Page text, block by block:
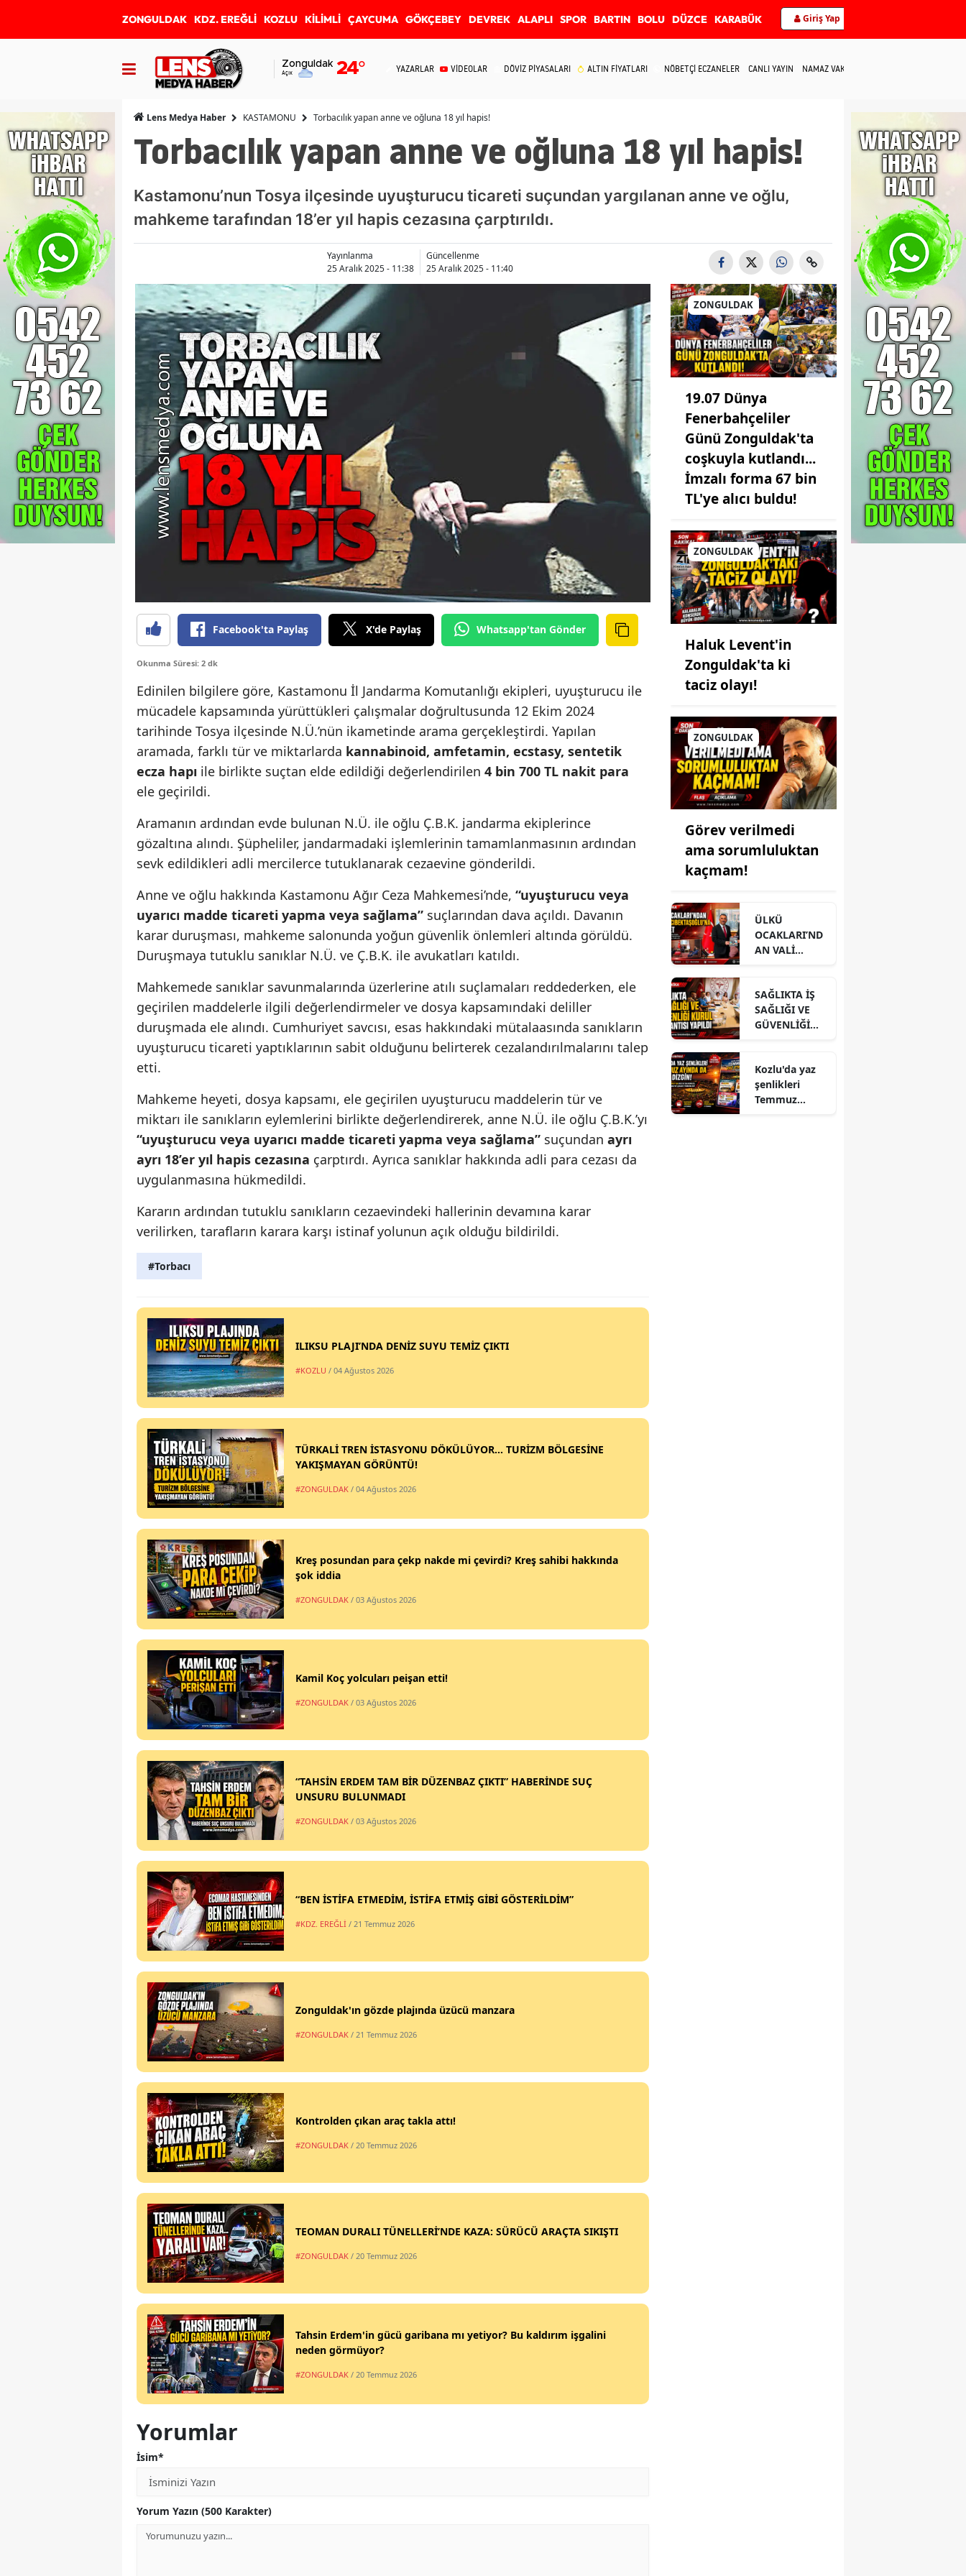
ZONGULDAK KDZ. EREĞLİ KOZLU KİLİMLİ ÇAYCUMA GÖKÇEBEY DEVREK ALAPLI SPOR BARTIN BOLU DÜZCE KARABÜK Giriş Yap
Zonguldak
Açık 24° YAZARLAR VİDEOLAR DÖVİZ PİYASALARI ALTIN FİYATLARI NÖBETÇİ ECZANELER CANLI YAYIN NAMAZ VAKİTLERİ
Lens Medya Haber KASTAMONU Torbacılık yapan anne ve oğluna 18 yıl hapis!
Torbacılık yapan anne ve oğluna 18 yıl hapis!
Kastamonu’nun Tosya ilçesinde uyuşturucu ticareti suçundan yargılanan anne ve oğlu,
mahkeme tarafından 18’er yıl hapis cezasına çarptırıldı.
Yayınlanma
25 Aralık 2025 - 11:38
Güncellenme
25 Aralık 2025 - 11:40
Facebook'ta Paylaş X'de Paylaş Whatsapp'tan Gönder
Okunma Süresi: 2 dk
Edinilen bilgilere göre, Kastamonu İl Jandarma Komutanlığı ekipleri, uyuşturucu ile
mücadele kapsamında yürüttükleri çalışmalar doğrultusunda 12 Ekim 2024
tarihinde Tosya ilçesinde N.Ü.’nün ikametinde arama gerçekleştirdi. Yapılan
aramada, farklı tür ve miktarlarda kannabinoid, amfetamin, ecstasy, sentetik
ecza hapı ile birlikte suçtan elde edildiği değerlendirilen 4 bin 700 TL nakit para
ele geçirildi.
Aramanın ardından evde bulunan N.Ü. ile oğlu Ç.B.K. jandarma ekiplerince
gözaltına alındı. Şüpheliler, jandarmadaki işlemlerinin tamamlanmasının ardından
sevk edildikleri adli mercilerce tutuklanarak cezaevine gönderildi.
Anne ve oğlu hakkında Kastamonu Ağır Ceza Mahkemesi’nde, “uyuşturucu veya
uyarıcı madde ticareti yapma veya sağlama” suçlarından dava açıldı. Davanın
karar duruşması, mahkeme salonunda yoğun güvenlik önlemleri altında görüldü.
Duruşmaya tutuklu sanıklar N.Ü. ve Ç.B.K. ile avukatları katıldı.
Mahkemede sanıklar savunmalarında üzerlerine atılı suçlamaları reddederken, ele
geçirilen maddelerle ilgili değerlendirmeler ve dosya kapsamındaki deliller
duruşmada ele alındı. Cumhuriyet savcısı, esas hakkındaki mütalaasında sanıkların
uyuşturucu ticareti yaptıklarının sabit olduğunu belirterek cezalandırılmalarını talep
etti.
Mahkeme heyeti, dosya kapsamı, ele geçirilen uyuşturucu maddelerin tür ve
miktarı ile sanıkların eylemlerini birlikte değerlendirerek, anne N.Ü. ile oğlu Ç.B.K.’yı
“uyuşturucu veya uyarıcı madde ticareti yapma veya sağlama” suçundan ayrı
ayrı 18’er yıl hapis cezasına çarptırdı. Ayrıca sanıklar hakkında adli para cezası da
uygulanmasına hükmedildi.
Kararın ardından tutuklu sanıkların cezaevindeki hallerinin devamına karar
verilirken, tarafların karara karşı istinaf yolunun açık olduğu bildirildi.
#Torbacı
ILIKSU PLAJI’NDA DENİZ SUYU TEMİZ ÇIKTI
#KOZLU / 04 Ağustos 2026
TÜRKALİ TREN İSTASYONU DÖKÜLÜYOR... TURİZM BÖLGESİNE
YAKIŞMAYAN GÖRÜNTÜ!
#ZONGULDAK / 04 Ağustos 2026
Kreş posundan para çekp nakde mi çevirdi? Kreş sahibi hakkında
şok iddia
#ZONGULDAK / 03 Ağustos 2026
Kamil Koç yolcuları peişan etti!
#ZONGULDAK / 03 Ağustos 2026
“TAHSİN ERDEM TAM BİR DÜZENBAZ ÇIKTI” HABERİNDE SUÇ
UNSURU BULUNMADI
#ZONGULDAK / 03 Ağustos 2026
“BEN İSTİFA ETMEDİM, İSTİFA ETMİŞ GİBİ GÖSTERİLDİM”
#KDZ. EREĞLİ / 21 Temmuz 2026
Zonguldak'ın gözde plajında üzücü manzara
#ZONGULDAK / 21 Temmuz 2026
Kontrolden çıkan araç takla attı!
#ZONGULDAK / 20 Temmuz 2026
TEOMAN DURALI TÜNELLERİ’NDE KAZA: SÜRÜCÜ ARAÇTA SIKIŞTI
#ZONGULDAK / 20 Temmuz 2026
Tahsin Erdem'in gücü garibana mı yetiyor? Bu kaldırım işgalini
neden görmüyor?
#ZONGULDAK / 20 Temmuz 2026
Yorumlar
İsim*
Yorum Yazın (500 Karakter)
ZONGULDAK
19.07 Dünya
Fenerbahçeliler
Günü Zonguldak'ta
coşkuyla kutlandı...
İmzalı forma 67 bin
TL'ye alıcı buldu!
ZONGULDAK
Haluk Levent'in
Zonguldak'ta ki
taciz olayı!
ZONGULDAK
Görev verilmedi
ama sorumluluktan
kaçmam!
ÜLKÜ
OCAKLARI’ND
AN VALİ
ZİYARET
SAĞLIKTA İŞ
SAĞLIĞI VE
GÜVENLİĞİ
YAPILDI
Kozlu'da yaz
şenlikleri
Temmuz